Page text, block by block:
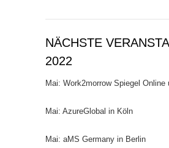
NÄCHSTE
2022
Mai: Work2morrow Spiegel Online
Mai: AzureGlobal in Köln
Mai: aMS Germany in Berlin